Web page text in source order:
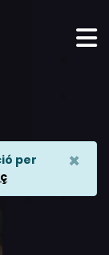
per
×